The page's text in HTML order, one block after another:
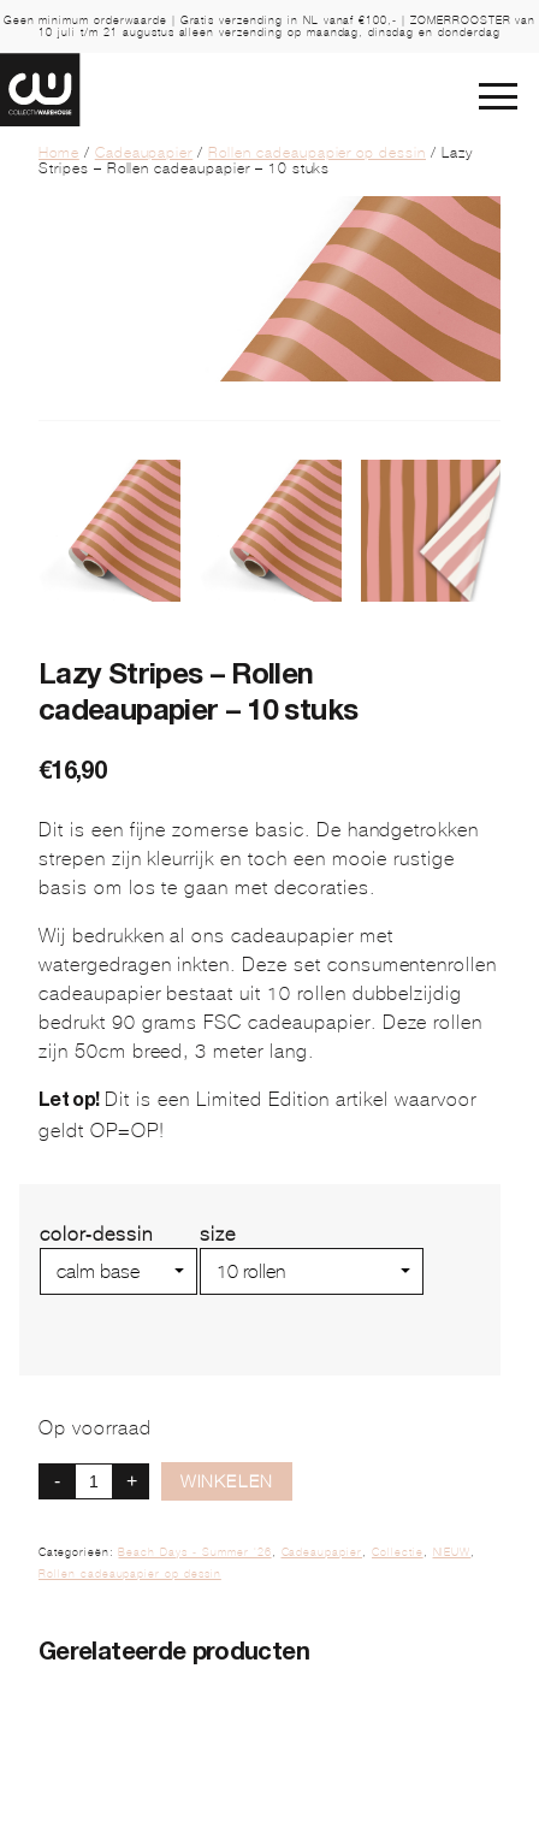
Geen minimum orderwaarde | Gratis verzending in NL vanaf €100,- | ZOMERROOSTER van
10 juli t/m 21 augustus alleen verzending op maandag, dinsdag en donderdag
Home / Cadeaupapier / Rollen cadeaupapier op dessin / Lazy
Stripes – Rollen cadeaupapier – 10 stuks
Lazy Stripes – Rollen
cadeaupapier – 10 stuks
€16,90
Dit is een fijne zomerse basic. De handgetrokken
strepen zijn kleurrijk en toch een mooie rustige
basis om los te gaan met decoraties.
Wij bedrukken al ons cadeaupapier met
watergedragen inkten. Deze set consumentenrollen
cadeaupapier bestaat uit 10 rollen dubbelzijdig
bedrukt 90 grams FSC cadeaupapier. Deze rollen
zijn 50cm breed, 3 meter lang.
Let op!Dit is een Limited Edition artikel waarvoor
geldt OP=OP!
color-dessin size
Op voorraad
- + WINKELEN
Categorieën: Beach Days - Summer '26 Cadeaupapier Collectie NIEUW
Rollen cadeaupapier op dessin
Gerelateerde producten